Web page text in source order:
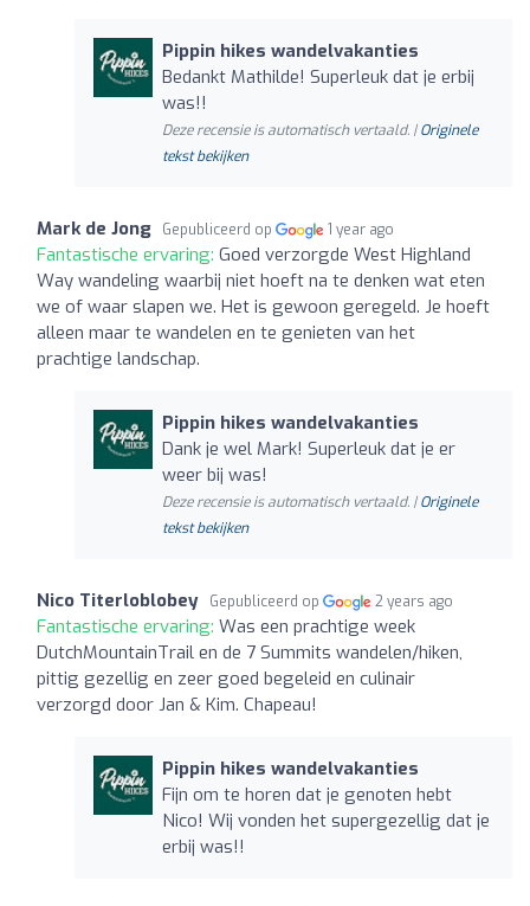
Pippin hikes wandelvakanties
Bedankt Mathilde! Superleuk dat je erbij
was!!
Deze recensie is automatisch vertaald. |Originele
tekst bekijken
Mark de Jong Gepubliceerd op 1 year ago
Fantastische ervaring: Goed verzorgde West Highland
Way wandeling waarbij niet hoeft na te denken wat eten
we of waar slapen we. Het is gewoon geregeld. Je hoeft
alleen maar te wandelen en te genieten van het
prachtige landschap.
Pippin hikes wandelvakanties
Dank je wel Mark! Superleuk dat je er
weer bij was!
Deze recensie is automatisch vertaald. |Originele
tekst bekijken
Nico Titerloblobey Gepubliceerd op 2 years ago
Fantastische ervaring: Was een prachtige week
DutchMountainTrail en de 7 Summits wandelen/hiken,
pittig gezellig en zeer goed begeleid en culinair
verzorgd door Jan & Kim. Chapeau!
Pippin hikes wandelvakanties
Fijn om te horen dat je genoten hebt
Nico! Wij vonden het supergezellig dat je
erbij was!!